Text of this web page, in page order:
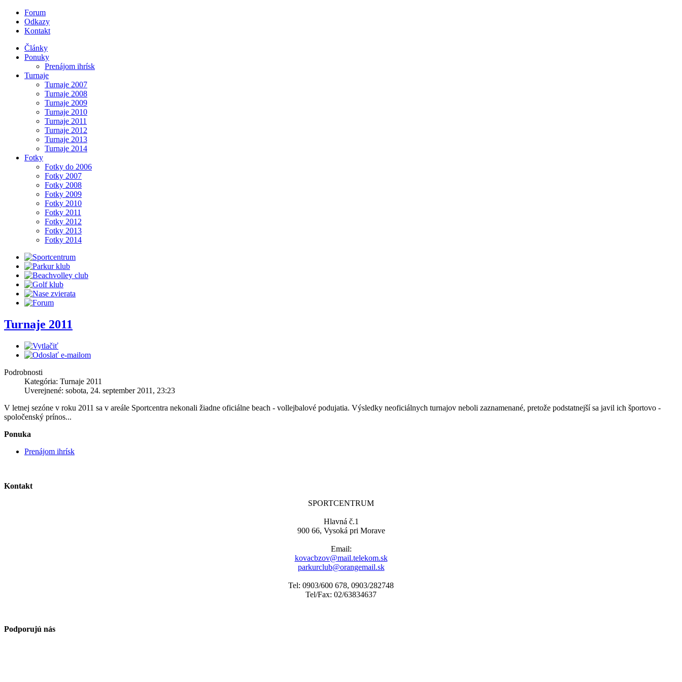
Forum
Odkazy
Kontakt
Články
Ponuky
Prenájom ihrísk
Turnaje
Turnaje 2007
Turnaje 2008
Turnaje 2009
Turnaje 2010
Turnaje 2011
Turnaje 2012
Turnaje 2013
Turnaje 2014
Fotky
Fotky do 2006
Fotky 2007
Fotky 2008
Fotky 2009
Fotky 2010
Fotky 2011
Fotky 2012
Fotky 2013
Fotky 2014
Turnaje 2011
Podrobnosti
Kategória: Turnaje 2011
Uverejnené: sobota, 24. september 2011, 23:23
V letnej sezóne v roku 2011 sa v areále Sportcentra nekonali žiadne oficiálne beach - vollejbalové podujatia. Výsledky neoficiálnych turnajov neboli zaznamenané, pretože podstatnejší sa javil ich športovo -
spoločenský prínos...
Ponuka
Prenájom ihrísk
Kontakt
SPORTCENTRUM
Hlavná č.1
900 66, Vysoká pri Morave
Email:
kovacbzov@mail.telekom.sk
parkurclub@orangemail.sk
Tel: 0903/600 678, 0903/282748
Tel/Fax: 02/63834637
Podporujú nás